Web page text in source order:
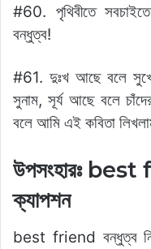
#60. পৃথিবীতে
বন্ধুত্ব!
#61. দুঃখ আছে বলে
সুনাম, সূর্য আছে বলে
বলে আমি এই কবিতা
উপসংহারঃ best
ক্যাপশন
best friend বন্ধুত্ব